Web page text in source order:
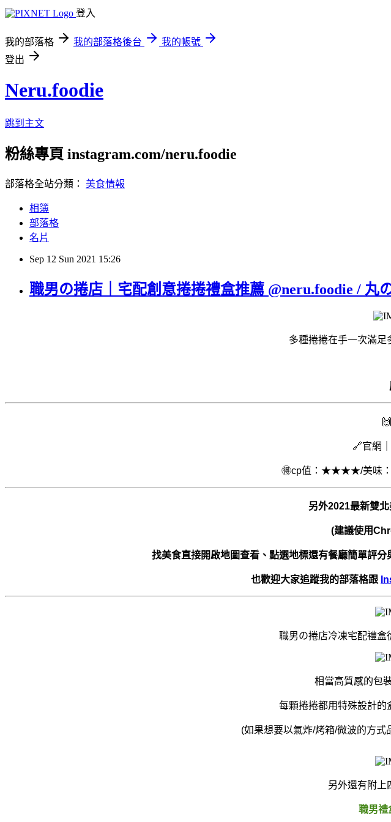
登入
我的部落格 我的部落格後台
我的帳號
登出
Neru.foodie
跳到主文
粉絲專頁 instagram.com/neru.foodie
部落格全站分類： 美食情報
相簿
部落格
名片
Sep 12 Sun 2021 15:26
職男の捲店｜宅配創意捲捲禮盒推薦 @neru.foodie / 丸
多種捲捲在手一次滿足
🙌
🔗官網
🉐cp值：★★★★/美
另外2021最新雙
(建議使用
找美食直接開啟地圖查看、點選地標還有餐廳簡單評
也歡迎大家追蹤我的部落格跟
職男の捲店冷凍宅配禮盒
相當高質感的包
每顆捲捲都用特殊設計的
(如果想要以氣炸/烤箱/微波的方
另外還有附上
職男禮